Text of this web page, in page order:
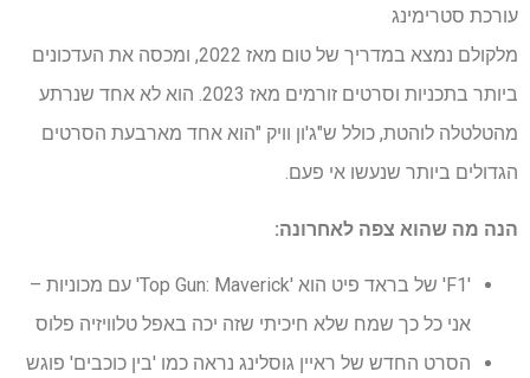
עורכת סטרימינג
מלקולם נמצא במדריך של טום מאז 2022, ומכסה את העדכונים
ביותר בתכניות וסרטים זורמים מאז 2023. הוא לא אחד שנרתע
מהטלטלה לוהטת, כולל ש"ג'ון וויק "הוא אחד מארבעת הסרטים
הגדולים ביותר שנעשו אי פעם.
הנה מה שהוא צפה לאחרונה:
'F1' של בראד פיט הוא 'Top Gun: Maverick' עם מכוניות –
אני כל כך שמח שלא חיכיתי שזה יכה באפל טלוויזיה פלוס
הסרט החדש של ראיין גוסלינג נראה כמו 'בין כוכבים' פוגש